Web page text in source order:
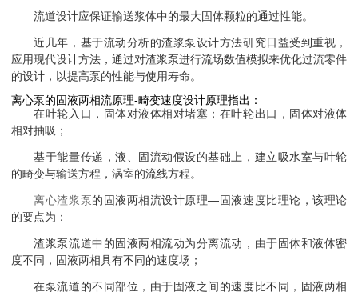
流道设计应保证输送浆体中的最大固体颗粒的通过性能。
近几年，基于流动分析的渣浆泵设计方法研究日益受到重视，
应用现代设计方法，通过对渣浆泵进行流场数值模拟来优化过流零件
的设计，以提高泵的性能与使用寿命。
离心泵的固液两相流原理-畸变速度设计原理指出：
在叶轮入口，固体对液体相对堵塞；在叶轮出口，固体对液体
相对抽吸；
基于能量传递，液、固流动假设的基础上，建立吸水室与叶轮
的畸变与输送方程，涡室的流线方程。
离心渣浆泵的固液两相流设计原理—固液速度比理论，该理论
的要点为：
渣浆泵流道中的固液两相流动为分离流动，由于固体和液体密
度不同，固液两相具有不同的速度场；
在泵流道的不同部位，由于固液之间的速度比不同，固液两相